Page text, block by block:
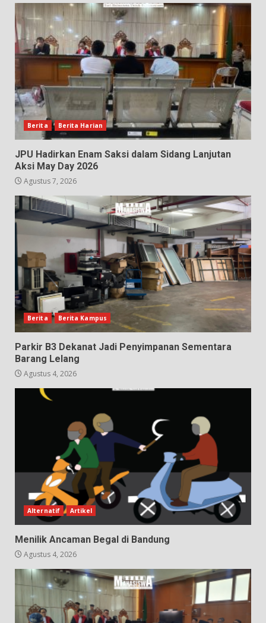
Berita Berita Harian
JPU Hadirkan Enam Saksi dalam Sidang Lanjutan
Aksi May Day 2026
Agustus 7, 2026
Berita Berita Kampus
Parkir B3 Dekanat Jadi Penyimpanan Sementara
Barang Lelang
Agustus 4, 2026
Alternatif Artikel
Menilik Ancaman Begal di Bandung
Agustus 4, 2026